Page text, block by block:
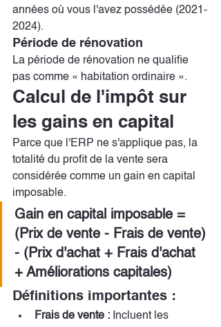
années où vous l'avez possédée (2021-
2024).
Période de rénovation
La période de rénovation ne qualifie
pas comme « habitation ordinaire ».
Calcul de l'impôt sur
les gains en capital
Parce que l'ERP ne s'applique pas, la
totalité du profit de la vente sera
considérée comme un gain en capital
imposable.
Gain en capital imposable =
(Prix de vente - Frais de vente)
- (Prix d'achat + Frais d'achat
+ Améliorations capitales)
Définitions importantes :
Frais de vente : Incluent les